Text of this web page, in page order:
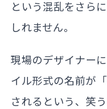
という混乱をさら
しれません。
現場のデザイナー
イル形式の名前が
されるという、笑